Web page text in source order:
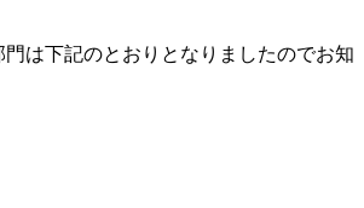
は下記のとおりとなりましたのでお知